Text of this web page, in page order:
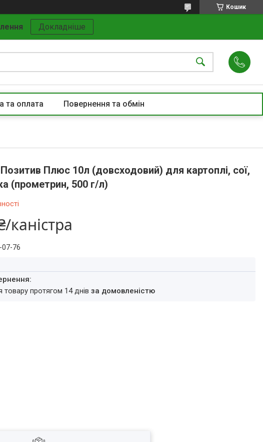
Кошик
Докладніше
та оплата Повернення та обмін
Позитив Плюс 10л (довсходовий) для картоплі, сої,
(прометрин, 500 г/л)
каністра
07-76
товару протягом 14 днівза домовленістю